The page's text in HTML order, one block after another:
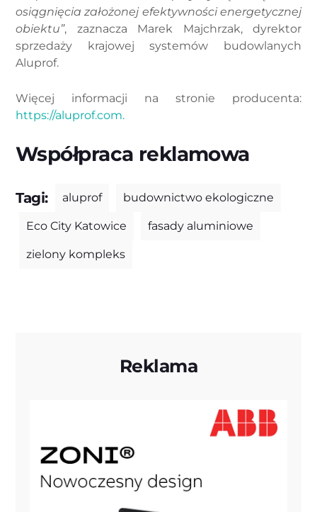
osiągnięcia założonej efektywności energetycznej
obiektu”, zaznacza Marek Majchrzak, dyrektor
sprzedaży krajowej systemów budowlanych
Aluprof.
Więcej informacji na stronie producenta:
https://aluprof.com.
Współpraca reklamowa
Tagi: aluprof budownictwo ekologiczne
Eco City Katowice fasady aluminiowe
zielony kompleks
Reklama